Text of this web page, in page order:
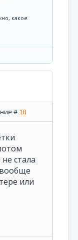
какое
# 18
стала
или